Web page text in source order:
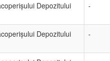
Depozitului
-
Depozitului
-